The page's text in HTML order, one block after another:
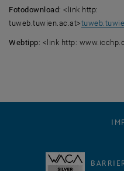
Fotodownload : <link http:
tuweb.tuwien.ac.at>
Webtipp: <link http: